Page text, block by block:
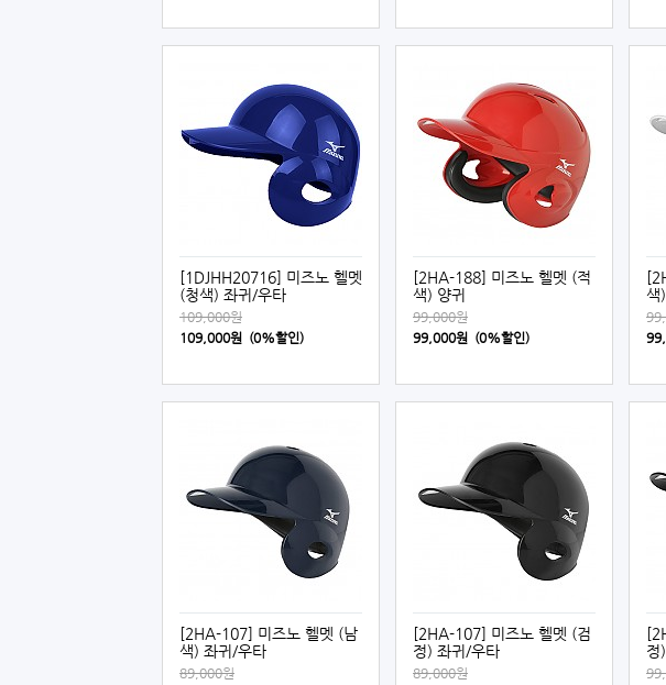
[1DJHH20716] 미즈노 헬멧
(청색) 좌귀/우타
109,000원
109,000원 (0%할인)
[2HA-188] 미즈노 헬멧 (적
색) 양귀
99,000원
99,000원 (0%할인)
색
[2HA-107] 미즈노 헬멧 (남
색) 좌귀/우타
89,000원
[2HA-107] 미즈노 헬멧 (검
정) 좌귀/우타
89,000원
정